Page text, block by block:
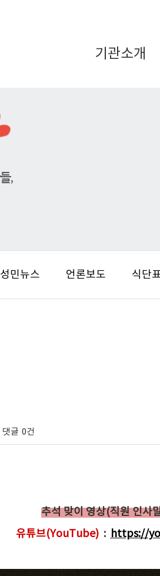
기관소개
성민뉴스 언론보도 식단
댓글 0건
추석 맞이 영상(직원 인사
유튜브(YouTube) : https://